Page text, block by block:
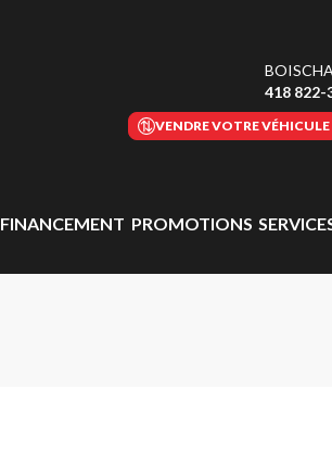
418 822-
VENDRE VOTRE VÉHICULE
FINANCEMENT PROMOTIONS